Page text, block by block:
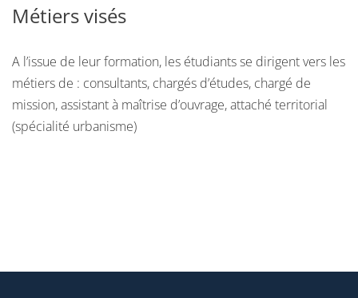
d’économie mixte, dans les services des collectivités
Métiers visés
A l’issue de leur formation, les étudiants se dirigent vers les
métiers de : consultants, chargés d’études, chargé de
mission, assistant à maîtrise d’ouvrage, attaché territorial
(spécialité urbanisme)